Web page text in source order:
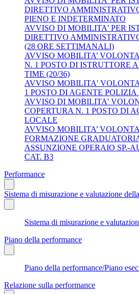
DIRETTIVO
PIENO E INDETERMINATO
AVVISO DI MOBILITA' PER
DIRETTIVO
(28 ORE SETTIMANALI)
AVVISO MOBILITA’
N. 1 POSTO DI ISTRUTTORE
TIME (20/36)
AVVISO MOBILITA'
1 POSTO DI AGENTE
AVVISO DI MOBILITA'
COPERTURA N. 1 POSTO DI
LOCALE
AVVISO MOBILITA’
FORMAZIONE
ASSUNZIONE OPERAIO SP.-
CAT. B3
Performance
Sistema di misurazione e valutazione
Sistema di misurazione e
Piano della performance
Piano della performance/Piano
Relazione sulla performance